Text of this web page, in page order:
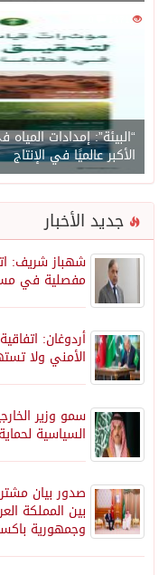
1471
الأكبر عالميًا في الإنتاج
جديد الأخبار
شهباز شريف:
مفصلية في
أردوغان:
الأمني ولا
سمو وزير
السياسية
صدور بيان
بين المملكة
وجمهورية